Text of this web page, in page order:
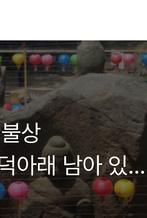
상
아래 남아 있
을 보여주는